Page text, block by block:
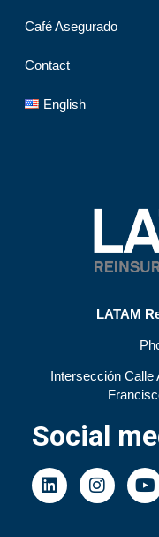
Café Asegurado
Contact
English
LATAM
Intersección
Social